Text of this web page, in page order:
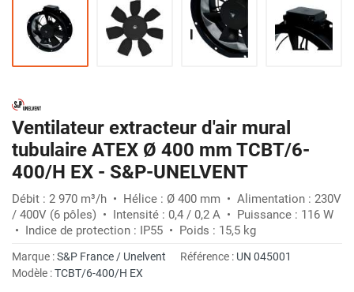
Ventilateur extracteur d'air mural
tubulaire ATEX Ø 400 mm TCBT/6-
400/H EX - S&P-UNELVENT
Débit : 2 970 m³/h • Hélice : Ø 400 mm • Alimentation : 230V
/ 400V (6 pôles) • Intensité : 0,4 / 0,2 A • Puissance : 116 W
• Indice de protection : IP55 • Poids : 15,5 kg
Marque :S&P France / Unelvent Référence : UN 045001
Modèle :TCBT/6-400/H EX